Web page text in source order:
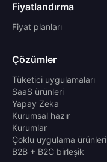
Fiyatlandırma
Fiyat planları
Çözümler
Tüketici uygulamaları
SaaS ürünleri
Yapay Zeka
Kurumsal hazır
Kurumlar
Çoklu uygulama ürünleri
B2B + B2C birleşik